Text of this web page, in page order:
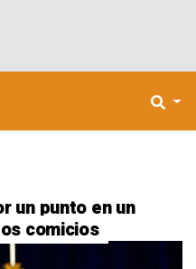
un punto en un
comicios